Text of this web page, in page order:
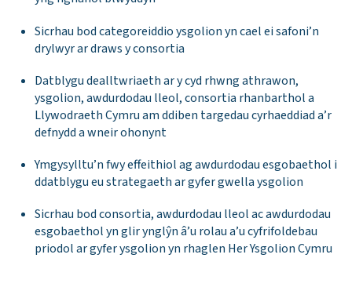
Sicrhau bod categoreiddio ysgolion yn cael ei safoni’n
drylwyr ar draws y consortia
Datblygu dealltwriaeth ar y cyd rhwng athrawon,
ysgolion, awdurdodau lleol, consortia rhanbarthol a
Llywodraeth Cymru am ddiben targedau cyrhaeddiad a’r
defnydd a wneir ohonynt
Ymgysylltu’n fwy effeithiol ag awdurdodau esgobaethol i
ddatblygu eu strategaeth ar gyfer gwella ysgolion
Sicrhau bod consortia, awdurdodau lleol ac awdurdodau
esgobaethol yn glir ynglŷn â’u rolau a’u cyfrifoldebau
priodol ar gyfer ysgolion yn rhaglen Her Ysgolion Cymru